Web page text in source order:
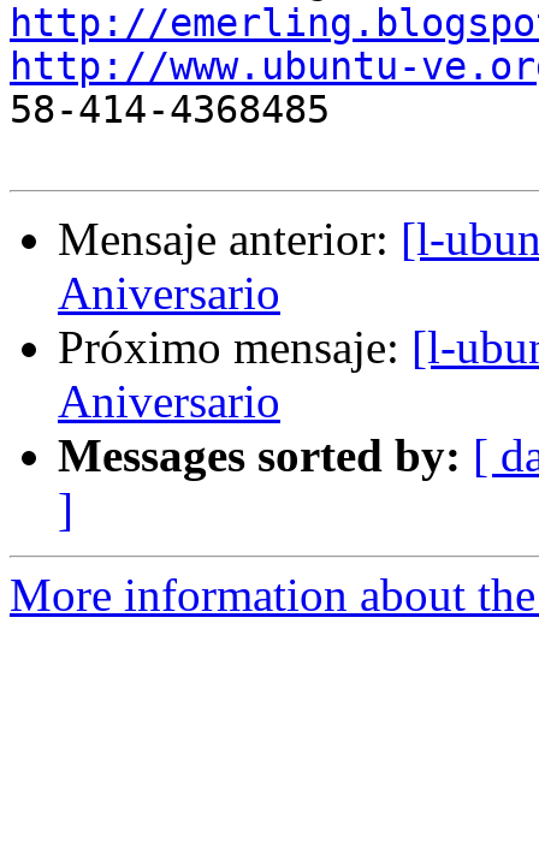
http://
http://www.ubuntu-
58-414-4368485
Mensaje anterior: [l-
Aniversario
Próximo mensaje: [l-
Aniversario
Messages sorted by: [
]
More information about